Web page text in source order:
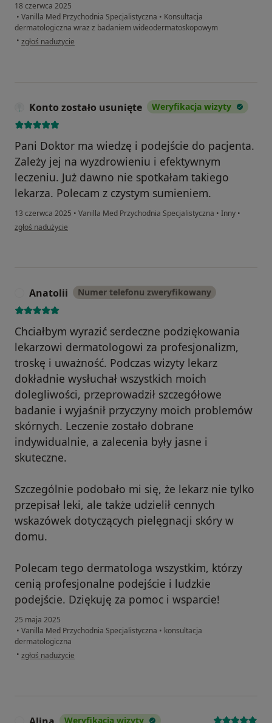
18 czerwca 2025
• Vanilla Med Przychodnia Specjalistyczna • Konsultacja
dermatologiczna wraz z badaniem wideodermatoskopowym
• w opinii użytkownika Oksana
zgłoś nadużycie
Konto zostało usunięte Weryfikacja wizyty
Pani Doktor ma wiedzę i podejście do pacjenta.
Zależy jej na wyzdrowieniu i efektywnym
leczeniu. Już dawno nie spotkałam takiego
lekarza. Polecam z czystym sumieniem.
13 czerwca 2025 • Vanilla Med Przychodnia Specjalistyczna • Inny •
w opinii użytkownika Konto zostało usunięte
zgłoś nadużycie
Anatolii Numer telefonu zweryfikowany
Chciałbym wyrazić serdeczne podziękowania
lekarzowi dermatologowi za profesjonalizm,
troskę i uważność. Podczas wizyty lekarz
dokładnie wysłuchał wszystkich moich
dolegliwości, przeprowadził szczegółowe
badanie i wyjaśnił przyczyny moich problemów
skórnych. Leczenie zostało dobrane
indywidualnie, a zalecenia były jasne i
skuteczne.
Szczególnie podobało mi się, że lekarz nie tylko
przepisał leki, ale także udzielił cennych
wskazówek dotyczących pielęgnacji skóry w
domu.
Polecam tego dermatologa wszystkim, którzy
cenią profesjonalne podejście i ludzkie
podejście. Dziękuję za pomoc i wsparcie!
25 maja 2025
• Vanilla Med Przychodnia Specjalistyczna • konsultacja
dermatologiczna
• w opinii użytkownika Anatolii
zgłoś nadużycie
Weryfikacja wizyty